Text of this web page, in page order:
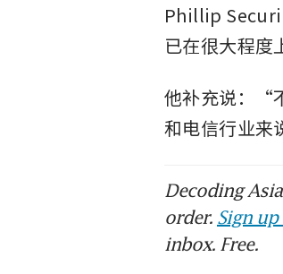
Phillip
已在很大程度
他补充说：“
和电信行业来
Decoding
order. Sign
inbox. Free.